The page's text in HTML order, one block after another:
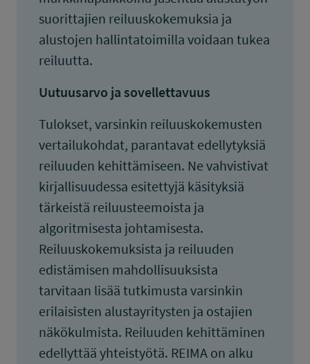
suorittajien reiluuskokemuksia ja
alustojen hallintatoimilla voidaan tukea
reiluutta.
Uutuusarvo ja sovellettavuus
Tulokset, varsinkin reiluuskokemusten
vertailukohdat, parantavat edellytyksiä
reiluuden kehittämiseen. Ne vahvistivat
kirjallisuudessa esitettyjä käsityksiä
tärkeistä reiluusteemoista ja
algoritmisesta johtamisesta.
Reiluuskokemuksista ja reiluuden
edistämisen mahdollisuuksista
tarvitaan lisää tutkimusta varsinkin
erilaisisten alustayritysten ja ostajien
näkökulmista. Reiluuden kehittäminen
edellyttää yhteistyötä. REIMA on alku